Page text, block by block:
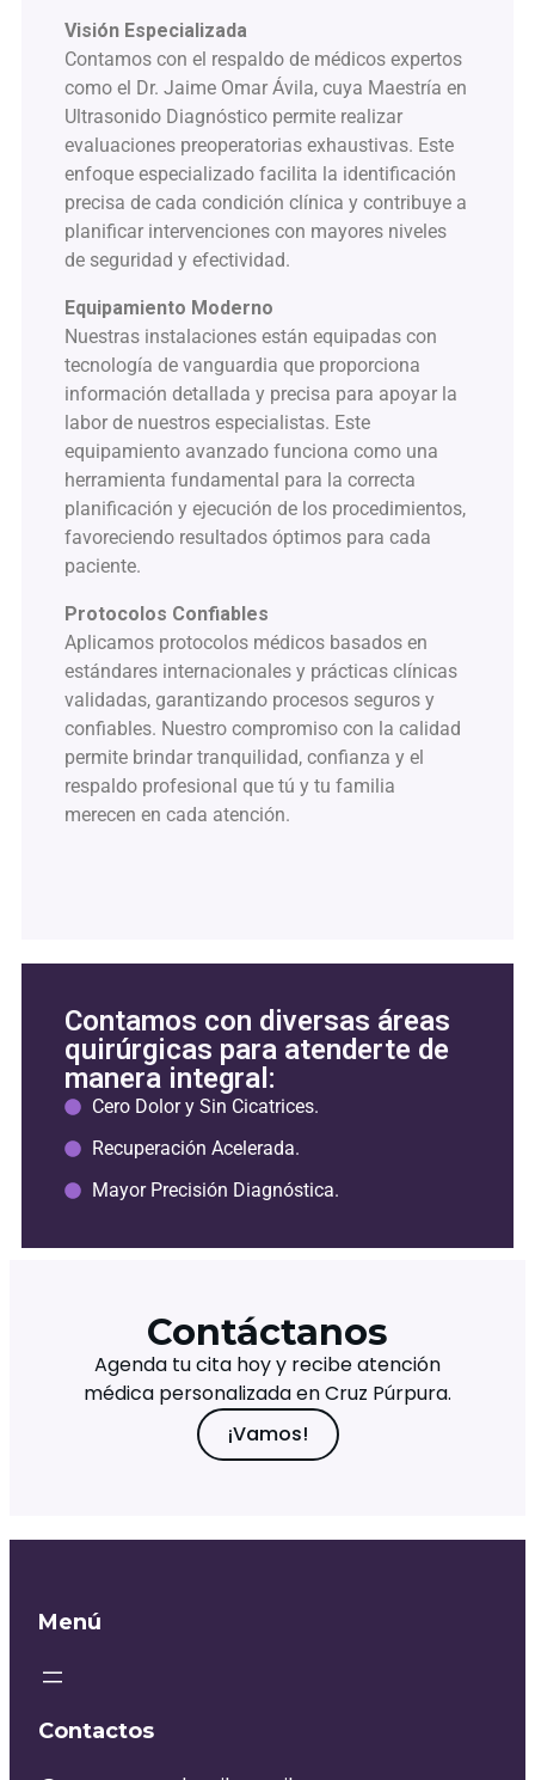
Visión Especializada
Contamos con el respaldo de médicos expertos
como el Dr. Jaime Omar Ávila, cuya Maestría en
Ultrasonido Diagnóstico permite realizar
evaluaciones preoperatorias exhaustivas. Este
enfoque especializado facilita la identificación
precisa de cada condición clínica y contribuye a
planificar intervenciones con mayores niveles
de seguridad y efectividad.
Equipamiento Moderno
Nuestras instalaciones están equipadas con
tecnología de vanguardia que proporciona
información detallada y precisa para apoyar la
labor de nuestros especialistas. Este
equipamiento avanzado funciona como una
herramienta fundamental para la correcta
planificación y ejecución de los procedimientos,
favoreciendo resultados óptimos para cada
paciente.
Protocolos Confiables
Aplicamos protocolos médicos basados en
estándares internacionales y prácticas clínicas
validadas, garantizando procesos seguros y
confiables. Nuestro compromiso con la calidad
permite brindar tranquilidad, confianza y el
respaldo profesional que tú y tu familia
merecen en cada atención.
Contamos con diversas áreas
quirúrgicas para atenderte de
manera integral:
Cero Dolor y Sin Cicatrices.
Recuperación Acelerada.
Mayor Precisión Diagnóstica.
Contáctanos
Agenda tu cita hoy y recibe atención
médica personalizada en Cruz Púrpura.
¡Vamos!
Menú
Contactos